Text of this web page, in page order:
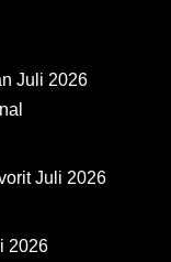
Juli 2026
Juli 2026
2026